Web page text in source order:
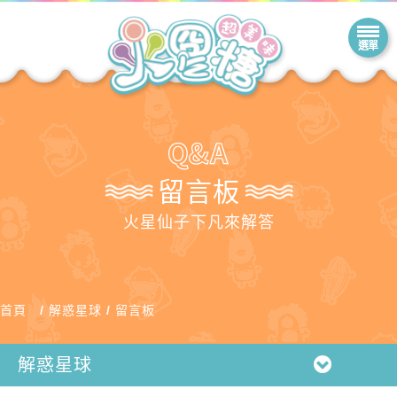
留言板
火星仙子下凡來解答
首頁 解惑星球 留言板
解惑星球